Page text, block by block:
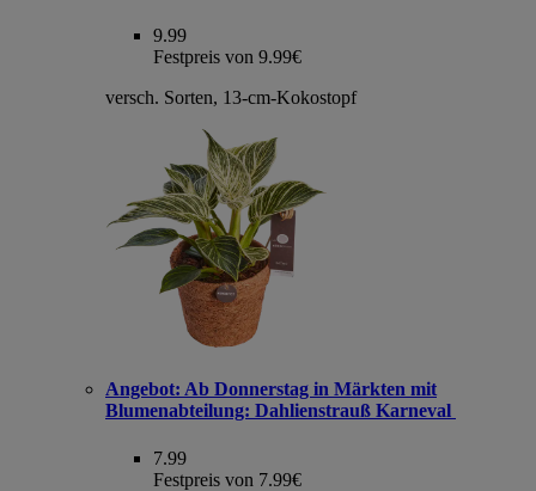
9.99
Festpreis von 9.99€
versch. Sorten, 13-cm-Kokostopf
Angebot: Ab Donnerstag in Märkten mit
Blumenabteilung: Dahlienstrauß Karneval
7.99
Festpreis von 7.99€